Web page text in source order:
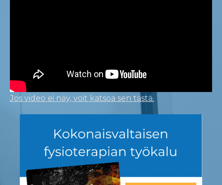
Jos video ei näy, voit katsoa sen tästä.